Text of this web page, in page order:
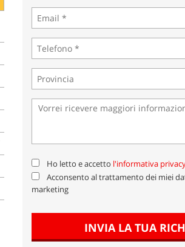
Ho letto e accetto l'informativa
Acconsento al trattamento dei miei
marketing
INVIA LA TUA